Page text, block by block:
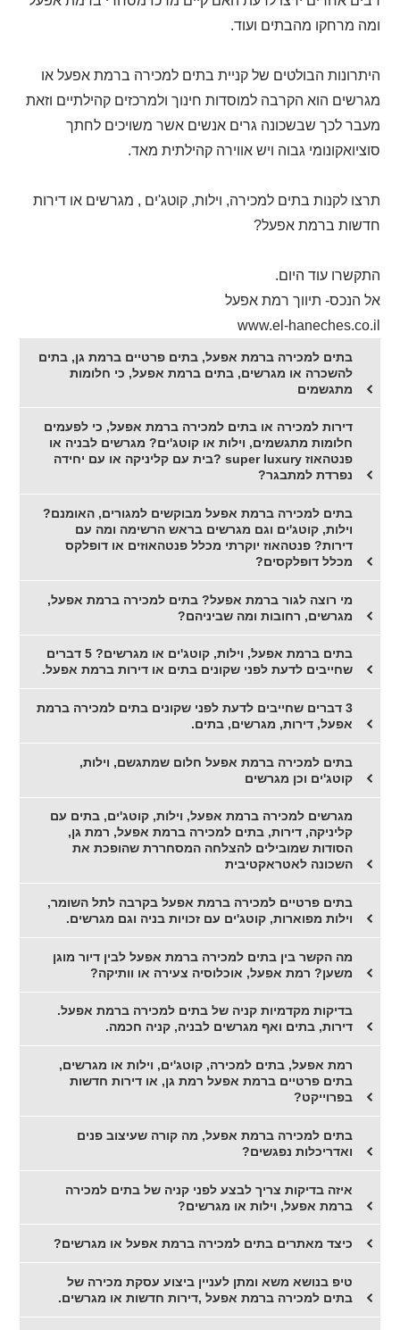
ומה מרחקו מהבתים ועוד.
היתרונות הבולטים של קניית בתים למכירה ברמת אפעל או
מגרשים הוא הקרבה למוסדות חינוך ולמרכזים קהילתיים וזאת
מעבר לכך שבשכונה גרים אנשים אשר משויכים לחתך
סוציואקונומי גבוה ויש אווירה קהילתית מאד.
תרצו לקנות בתים למכירה, וילות, קוטג'ים , מגרשים או דירות
חדשות ברמת אפעל?
התקשרו עוד היום.
אל הנכס- תיווך רמת אפעל
www.el-haneches.co.il
בתים למכירה ברמת אפעל, בתים פרטיים ברמת גן, בתים
להשכרה או מגרשים, בתים ברמת אפעל, כי חלומות
מתגשמים
דירות למכירה או בתים למכירה ברמת אפעל, כי לפעמים
חלומות מתגשמים, וילות או קוטג'ים? מגרשים לבניה או
פנטהאוז super luxury ?בית עם קליניקה או עם יחידה
נפרדת למתבגר?
בתים למכירה ברמת אפעל מבוקשים למגורים, האומנם?
וילות, קוטג'ים וגם מגרשים בראש הרשימה ומה עם
דירות? פנטהאוז יוקרתי מכלל פנטהאוזים או דופלקס
מכלל דופלקסים?
מי רוצה לגור ברמת אפעל? בתים למכירה ברמת אפעל,
מגרשים, רחובות ומה שביניהם?
בתים ברמת אפעל, וילות, קוטג'ים או מגרשים? 5 דברים
שחייבים לדעת לפני שקונים בתים או דירות ברמת אפעל.
3 דברים שחייבים לדעת לפני שקונים בתים למכירה ברמת
אפעל, דירות, מגרשים, בתים.
בתים למכירה ברמת אפעל חלום שמתגשם, וילות,
קוטג'ים וכן מגרשים
מגרשים למכירה ברמת אפעל, וילות, קוטג'ים, בתים עם
קליניקה, דירות, בתים למכירה ברמת אפעל, רמת גן,
הסודות שמובילים להצלחה המסחררת שהופכת את
השכונה לאטראקטיבית
בתים פרטיים למכירה ברמת אפעל בקרבה לתל השומר,
וילות מפוארות, קוטג'ים עם זכויות בניה וגם מגרשים.
מה הקשר בין בתים למכירה ברמת אפעל לבין דיור מוגן
משען? רמת אפעל, אוכלוסיה צעירה או וותיקה?
בדיקות מקדמיות קניה של בתים למכירה ברמת אפעל.
דירות, בתים ואף מגרשים לבניה, קניה חכמה.
רמת אפעל, בתים למכירה, קוטג'ים, וילות או מגרשים,
בתים פרטיים ברמת אפעל רמת גן, או דירות חדשות
בפרוייקט?
בתים למכירה ברמת אפעל, מה קורה שעיצוב פנים
ואדריכלות נפגשים?
איזה בדיקות צריך לבצע לפני קניה של בתים למכירה
ברמת אפעל, וילות או מגרשים?
כיצד מאתרים בתים למכירה ברמת אפעל או מגרשים?
טיפ בנושא משא ומתן לעניין ביצוע עסקת מכירה של
בתים למכירה ברמת אפעל ,דירות חדשות או מגרשים.